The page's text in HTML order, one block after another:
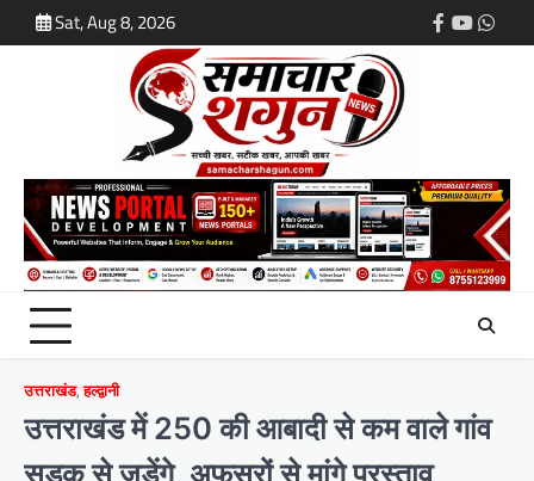
to
Sat, Aug 8, 2026 Facebook
Youtube
उत्तराखंड,हल्द्वानी
उत्तराखंड में 250 की आबादी से कम वाले गांव
सड़क से जुड़ेंगे, अफसरों से मांगे प्रस्ताव